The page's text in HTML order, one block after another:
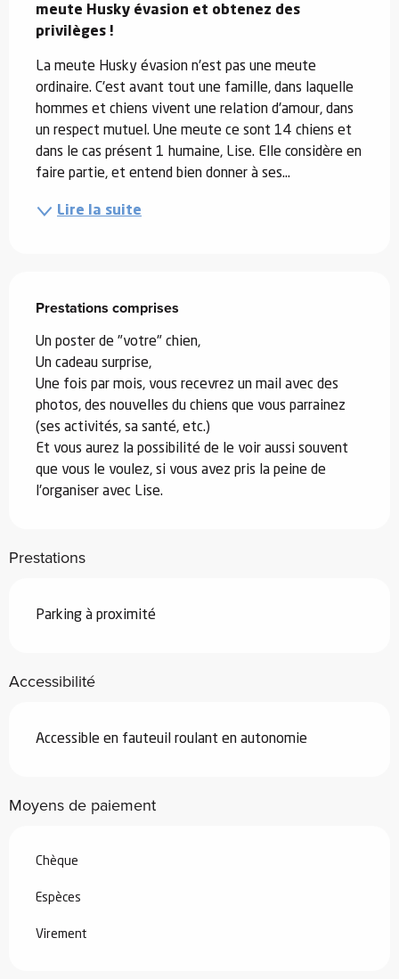
meute Husky évasion et obtenez des
privilèges !
La meute Husky évasion n'est pas une meute
ordinaire. C'est avant tout une famille, dans laquelle
hommes et chiens vivent une relation d'amour, dans
un respect mutuel. Une meute ce sont 14 chiens et
dans le cas présent 1 humaine, Lise. Elle considère en
faire partie, et entend bien donner à ses...
Lire la suite
Prestations comprises
Prestations comprises
Un poster de "votre" chien,
Un cadeau surprise,
Une fois par mois, vous recevrez un mail avec des
photos, des nouvelles du chiens que vous parrainez
(ses activités, sa santé, etc.)
Et vous aurez la possibilité de le voir aussi souvent
que vous le voulez, si vous avez pris la peine de
l'organiser avec Lise.
Prestations
Parking à proximité
Accessibilité
Accessible en fauteuil roulant en autonomie
Moyens de paiement
Chèque
Espèces
Virement